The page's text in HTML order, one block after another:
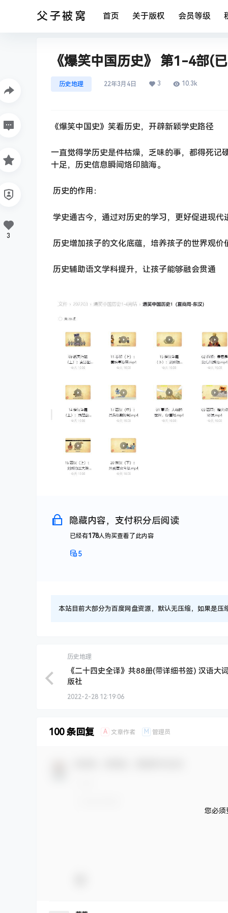
父子被窝 首页 关于版权 会员等级
《爆笑中国历史》 第1-4部(
历史地理 22年3月4日 3 10.3k
《爆笑中国史》笑看历史，开辟新颖学史路径
一直觉得学历史是件枯燥，乏味的事，都得死记
十足，历史信息瞬间烙印脑海。
历史的作用：
学史通古今，通过对历史的学习，更好促进现代
历史增加孩子的文化底蕴，培养孩子的世界观价
历史辅助语文学科提升，让孩子能够融会贯通
隐藏内容，支付积分后阅读
已经有178人购买查看了此内容
5
本站目前大部分为百度网盘资源，默认无压缩，如果是
3
历史地理
《二十四史全译》共88册(带详细书签) 汉语大
版社
2022-2-28 12:19:06
100 条回复 A 文章作者 M 管理员
您必须